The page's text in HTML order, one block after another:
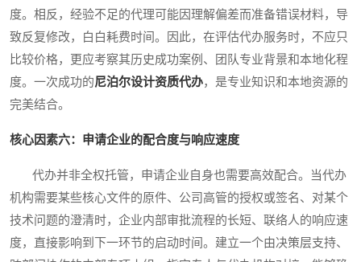
度。相反，经验不足的代理可能因理解偏差而准备错误材料，导
致反复修改，白白耗费时间。因此，在评估代办服务时，不应只
比较价格，更应考察其历史成功案例、团队专业背景和本地化程
度。一次成功的尼泊尔设计资质代办，是专业知识和本地资源的
完美结合。
核心因素六：申请企业的配合度与响应速度
代办并非全权托管，申请企业自身也需要高效配合。当代办
机构需要某些核心文件的原件、公司高管的授权或签名、对某个
技术问题的澄清时，企业内部审批流程的长短、联络人的响应速
度，直接影响到下一环节的启动时间。建立一个由决策层支持、